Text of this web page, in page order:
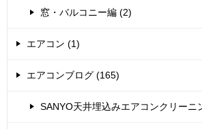
窓・バルコニー編 (2)
エアコン (1)
エアコンブログ (165)
SANYO天井埋込みエアコンクリーニ